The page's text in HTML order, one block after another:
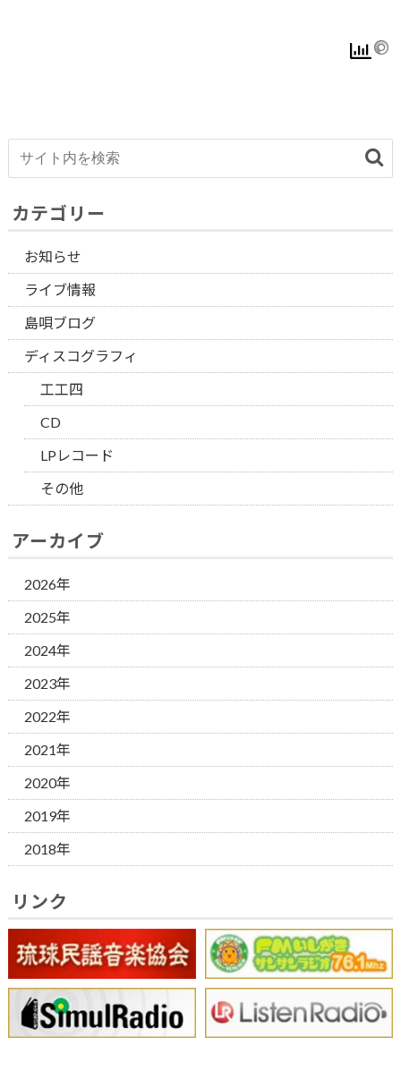
カテゴリー
お知らせ
ライブ情報
島唄ブログ
ディスコグラフィ
工工四
CD
LPレコード
その他
アーカイブ
2026年
2025年
2024年
2023年
2022年
2021年
2020年
2019年
2018年
リンク